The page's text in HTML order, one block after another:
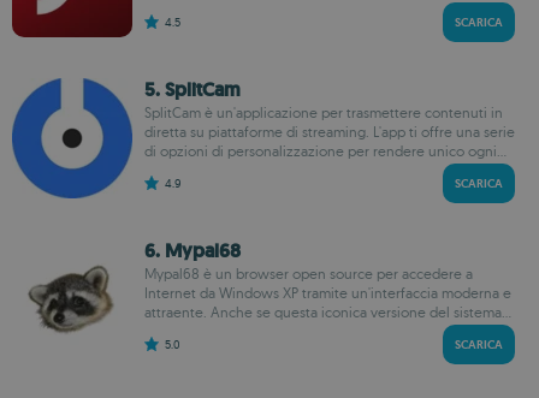
4.5 SCARICA
5. SplitCam
SplitCam è un'applicazione per trasmettere contenuti in
diretta su piattaforme di streaming. L'app ti offre una serie
di opzioni di personalizzazione per rendere unico ogni...
4.9 SCARICA
6. Mypal68
Mypal68 è un browser open source per accedere a
Internet da Windows XP tramite un'interfaccia moderna e
attraente. Anche se questa iconica versione del sistema...
5.0 SCARICA